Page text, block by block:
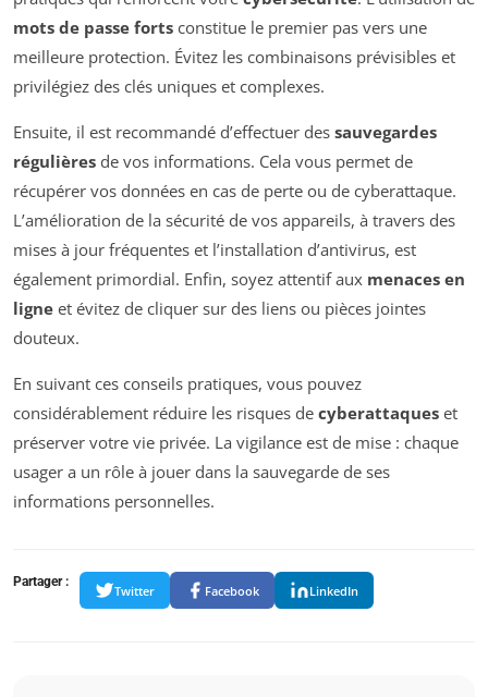
mots de passe forts constitue le premier pas vers une
meilleure protection. Évitez les combinaisons prévisibles et
privilégiez des clés uniques et complexes.
Ensuite, il est recommandé d’effectuer des sauvegardes
régulières de vos informations. Cela vous permet de
récupérer vos données en cas de perte ou de cyberattaque.
L’amélioration de la sécurité de vos appareils, à travers des
mises à jour fréquentes et l’installation d’antivirus, est
également primordial. Enfin, soyez attentif aux menaces en
ligne et évitez de cliquer sur des liens ou pièces jointes
douteux.
En suivant ces conseils pratiques, vous pouvez
considérablement réduire les risques de cyberattaques et
préserver votre vie privée. La vigilance est de mise : chaque
usager a un rôle à jouer dans la sauvegarde de ses
informations personnelles.
Partager :
Twitter Facebook LinkedIn